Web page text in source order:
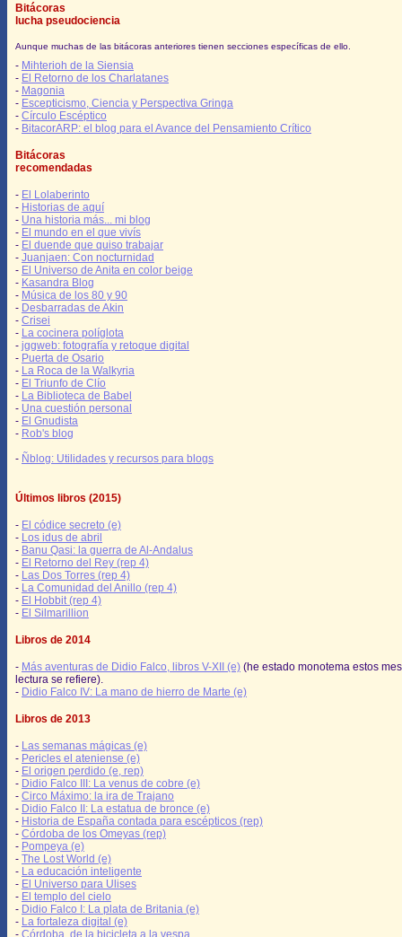
Bitácoras
lucha pseudociencia
Aunque muchas de las bitácoras anteriores tienen secciones específicas de ello.
- Mihterioh de la Siensia
- El Retorno de los Charlatanes
- Magonia
- Escepticismo, Ciencia y Perspectiva Gringa
- Círculo Escéptico
- BitacorARP: el blog para el Avance del Pensamiento Crítico
Bitácoras
recomendadas
- El Lolaberinto
- Historias de aquí
- Una historia más... mi blog
- El mundo en el que vivís
- El duende que quiso trabajar
- Juanjaen: Con nocturnidad
- El Universo de Anita en color beige
- Kasandra Blog
- Música de los 80 y 90
- Desbarradas de Akin
- Crisei
- La cocinera políglota
- jggweb: fotografía y retoque digital
- Puerta de Osario
- La Roca de la Walkyria
- El Triunfo de Clío
- La Biblioteca de Babel
- Una cuestión personal
- El Gnudista
- Rob's blog
- Ñblog: Utilidades y recursos para blogs
Últimos libros (2015)
- El códice secreto (e)
- Los idus de abril
- Banu Qasi: la guerra de Al-Andalus
- El Retorno del Rey (rep 4)
- Las Dos Torres (rep 4)
- La Comunidad del Anillo (rep 4)
- El Hobbit (rep 4)
- El Silmarillion
Libros de 2014
- Más aventuras de Didio Falco, libros V-XII (e) (he estado monotema estos
lectura se refiere).
- Didio Falco IV: La mano de hierro de Marte (e)
Libros de 2013
- Las semanas mágicas (e)
- Pericles el ateniense (e)
- El origen perdido (e, rep)
- Didio Falco III: La venus de cobre (e)
- Circo Máximo: la ira de Trajano
- Didio Falco II: La estatua de bronce (e)
- Historia de España contada para escépticos (rep)
- Córdoba de los Omeyas (rep)
- Pompeya (e)
- The Lost World (e)
- La educación inteligente
- El Universo para Ulises
- El templo del cielo
- Didio Falco I: La plata de Britania (e)
- La fortaleza digital (e)
- Córdoba, de la bicicleta a la vespa